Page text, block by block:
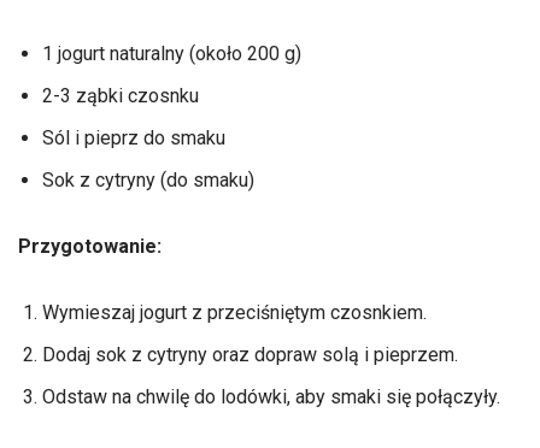
1 jogurt naturalny (około 200 g)
2-3 ząbki czosnku
Sól i pieprz do smaku
Sok z cytryny (do smaku)
Przygotowanie:
Wymieszaj jogurt z przeciśniętym czosnkiem.
Dodaj sok z cytryny oraz dopraw solą i pieprzem.
Odstaw na chwilę do lodówki, aby smaki się połączyły.